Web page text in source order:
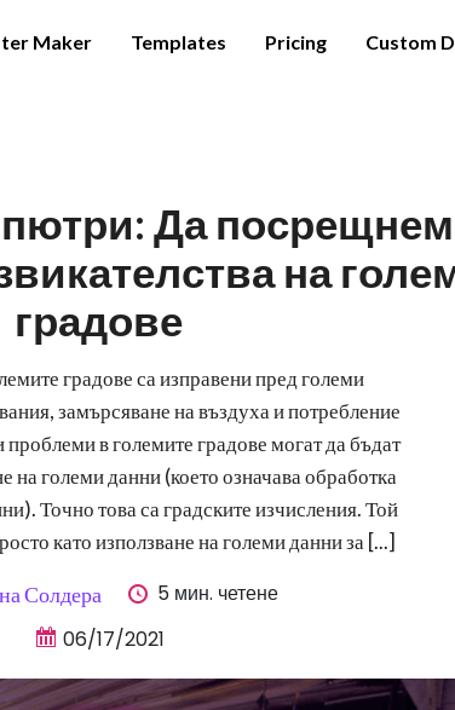
Maker Templates Pricing Custom
Да посрещнем
на
градове
градове са изправени пред големи
замърсяване на въздуха и потребление
проблеми в големите градове могат да бъдат
на големи данни (което означава обработка
Точно това са градските изчисления. Той
като използване на големи данни за [...]
Солдера
5 мин. четене
06/17/2021